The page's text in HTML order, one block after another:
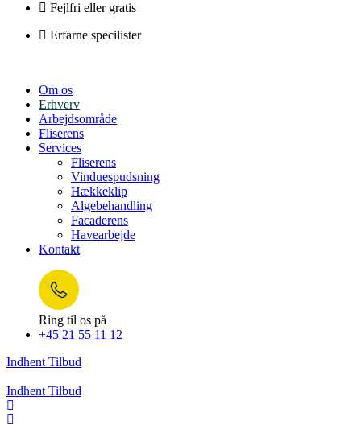
Fejlfri eller gratis
Erfarne specilister
Om os
Erhverv
Arbejdsområde
Fliserens
Services
Fliserens
Vinduespudsning
Hækkeklip
Algebehandling
Facaderens
Havearbejde
Kontakt
Ring til os på
+45 21 55 11 12
Indhent Tilbud
Indhent Tilbud